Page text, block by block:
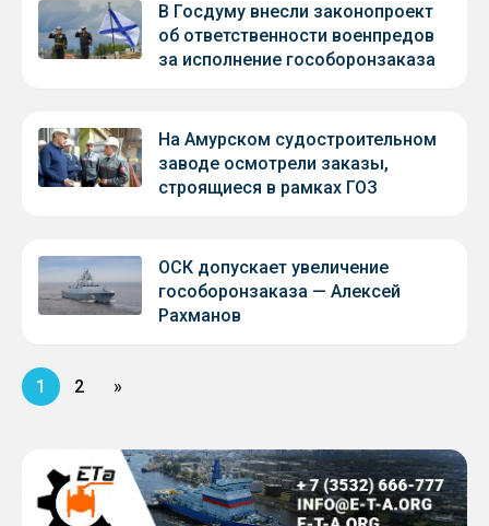
В Госдуму внесли законопроект
об ответственности военпредов
за исполнение гособоронзаказа
На Амурском судостроительном
заводе осмотрели заказы,
строящиеся в рамках ГОЗ
ОСК допускает увеличение
гособоронзаказа — Алексей
Рахманов
1 2 »